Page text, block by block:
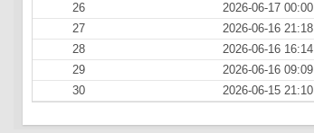
26
2026-06-17 00:00
27
2026-06-16 21:18
28
2026-06-16 16:14
29
2026-06-16 09:09
30
2026-06-15 21:10